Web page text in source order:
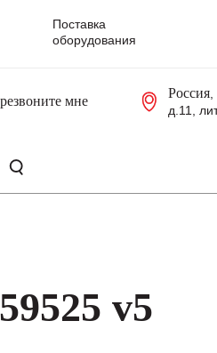
Поставка
оборудования
мне
Россия,
д.11,
v5